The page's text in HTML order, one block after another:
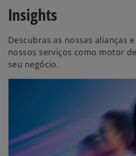
Insights
Descubras as nossas alianças
nossos serviços como motor
seu negócio.